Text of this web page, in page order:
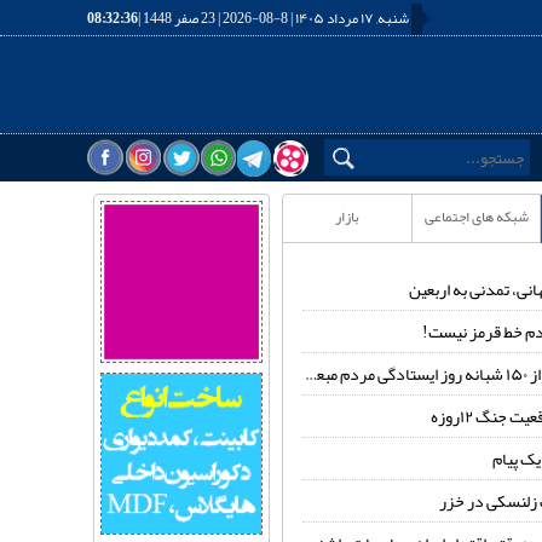
شنبه, ۱۷ مرداد ۱۴۰۵ | 8-08-2026 | 23 صفر 1448 | 08:32:37
شبکه های اجتماعی بازار
تمدنی به اربعین
خط قرمز نیست!
شده
جنگ ۱۲روزه
پیام
در خزر